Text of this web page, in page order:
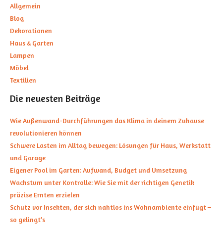
Allgemein
Blog
Dekorationen
Haus & Garten
Lampen
Möbel
Textilien
Die neuesten Beiträge
Wie Außenwand-Durchführungen das Klima in deinem Zuhause
revolutionieren können
Schwere Lasten im Alltag bewegen: Lösungen für Haus, Werkstatt
und Garage
Eigener Pool im Garten: Aufwand, Budget und Umsetzung
Wachstum unter Kontrolle: Wie Sie mit der richtigen Genetik
präzise Ernten erzielen
Schutz vor Insekten, der sich nahtlos ins Wohnambiente einfügt –
so gelingt’s